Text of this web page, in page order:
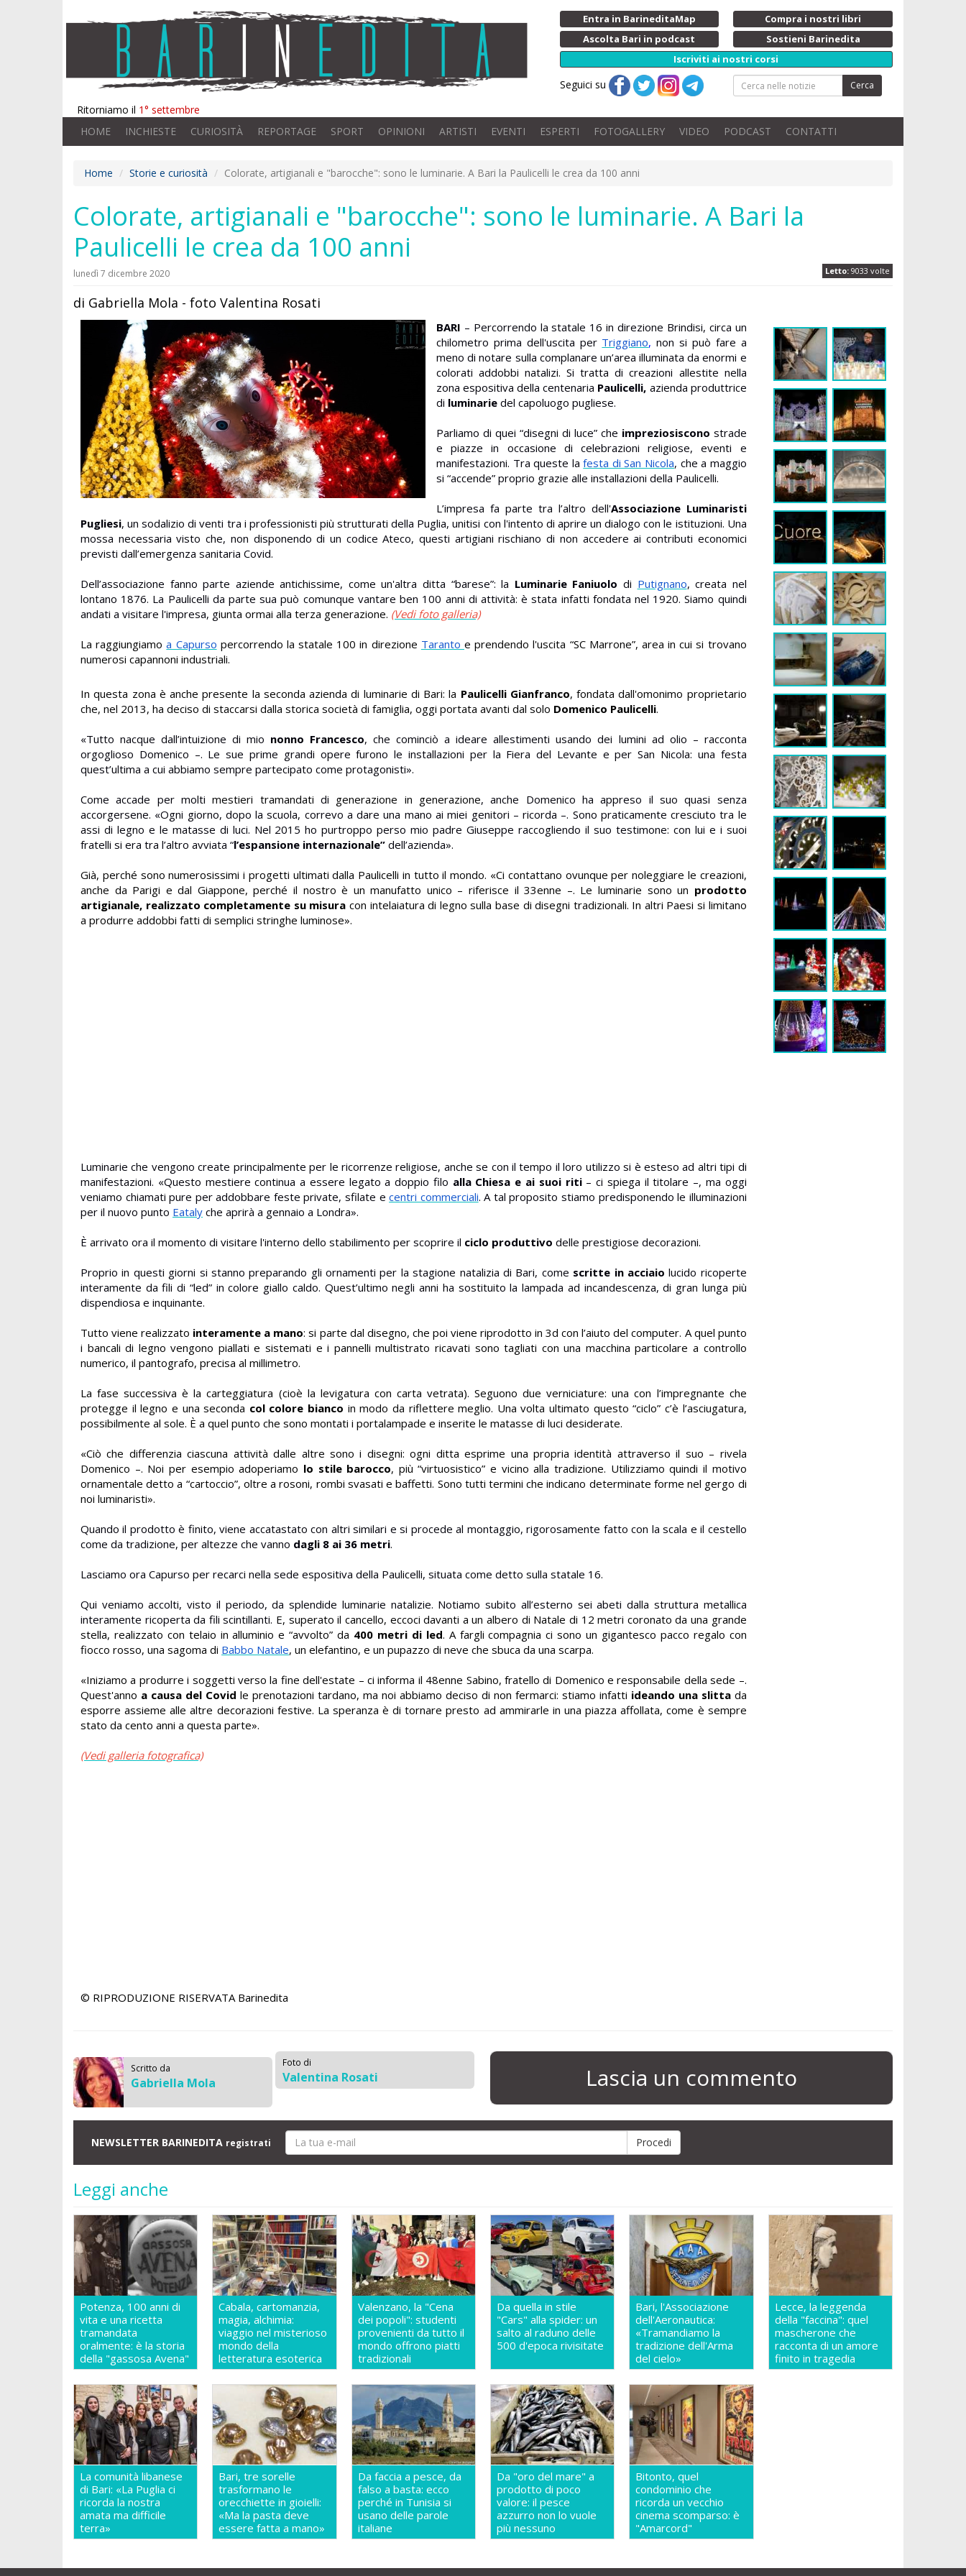
Ritorniamo il 1° settembre
Entra in BarineditaMap
Compra i nostri libri
Ascolta Bari in podcast
Sostieni Barinedita
Iscriviti ai nostri corsi
Seguici su Cerca
HOME INCHIESTE CURIOSITÀ REPORTAGE SPORT OPINIONI ARTISTI EVENTI ESPERTI FOTOGALLERY VIDEO PODCAST CONTATTI
Home Storie e curiosità Colorate, artigianali e "barocche": sono le luminarie. A Bari la Paulicelli le crea da 100 anni
Colorate, artigianali e "barocche": sono le luminarie. A Bari la
Paulicelli le crea da 100 anni
Letto: 9033 volte
lunedì 7 dicembre 2020
di Gabriella Mola - foto Valentina Rosati
BARI – Percorrendo la statale 16 in direzione Brindisi, circa un
chilometro prima dell'uscita per Triggiano, non si può fare a
meno di notare sulla complanare un’area illuminata da enormi e
colorati addobbi natalizi. Si tratta di creazioni allestite nella
zona espositiva della centenaria Paulicelli, azienda produttrice
di luminarie del capoluogo pugliese.
Parliamo di quei “disegni di luce” che impreziosiscono strade
e piazze in occasione di celebrazioni religiose, eventi e
manifestazioni. Tra queste lafesta di San Nicola, che a maggio
si “accende” proprio grazie alle installazioni della Paulicelli.
L’impresa fa parte tra l’altro dell'Associazione Luminaristi
Pugliesi, un sodalizio di venti tra i professionisti più strutturati della Puglia, unitisi con l'intento di aprire un dialogo con le istituzioni. Una
mossa necessaria visto che, non disponendo di un codice Ateco, questi artigiani rischiano di non accedere ai contributi economici
previsti dall’emergenza sanitaria Covid.
Dell’associazione fanno parte aziende antichissime, come un'altra ditta “barese”: la Luminarie Faniuolo di Putignano, creata nel
lontano 1876. La Paulicelli da parte sua può comunque vantare ben 100 anni di attività: è stata infatti fondata nel 1920. Siamo quindi
andati a visitare l'impresa, giunta ormai alla terza generazione. (Vedi foto galleria)
La raggiungiamoa Capurso percorrendo la statale 100 in direzione Tarantoe prendendo l'uscita “SC Marrone”, area in cui si trovano
numerosi capannoni industriali.
In questa zona è anche presente la seconda azienda di luminarie di Bari: la Paulicelli Gianfranco, fondata dall'omonimo proprietario
che, nel 2013, ha deciso di staccarsi dalla storica società di famiglia, oggi portata avanti dal solo Domenico Paulicelli.
«Tutto nacque dall’intuizione di mio nonno Francesco, che cominciò a ideare allestimenti usando dei lumini ad olio – racconta
orgoglioso Domenico –. Le sue prime grandi opere furono le installazioni per la Fiera del Levante e per San Nicola: una festa
quest’ultima a cui abbiamo sempre partecipato come protagonisti».
Come accade per moltimestieri tramandatidi generazione in generazione, anche Domenico ha appreso il suo quasi senza
accorgersene. «Ogni giorno, dopo la scuola, correvo a dare una mano ai miei genitori – ricorda –. Sono praticamente cresciuto tra le
assi di legno e le matasse di luci. Nel 2015 ho purtroppo perso mio padre Giuseppe raccogliendo il suo testimone: con lui e i suoi
fratelli si era tra l’altro avviata “l’espansione internazionale” dell’azienda».
Già, perché sono numerosissimi i progetti ultimati dalla Paulicelli in tutto il mondo. «Ci contattano ovunque per noleggiare le creazioni,
anche da Parigi e dal Giappone, perché il nostro è un manufatto unico – riferisce il 33enne –. Le luminarie sono un prodotto
artigianale, realizzato completamente su misura con intelaiatura di legno sulla base di disegni tradizionali. In altri Paesi si limitano
a produrre addobbi fatti di semplici stringhe luminose».
Luminarie che vengono create principalmente per le ricorrenze religiose, anche se con il tempo il loro utilizzo si è esteso ad altri tipi di
manifestazioni. «Questo mestiere continua a essere legato a doppio filo alla Chiesa e ai suoi riti – ci spiega il titolare –, ma oggi
veniamo chiamati pure per addobbare feste private, sfilate ecentri commerciali. A tal proposito stiamo predisponendo le illuminazioni
per il nuovo punto Eataly che aprirà a gennaio a Londra».
È arrivato ora il momento di visitare l'interno dello stabilimento per scoprire il ciclo produttivo delle prestigiose decorazioni.
Proprio in questi giorni si stanno preparando gli ornamenti per la stagione natalizia di Bari, come scritte in acciaio lucido ricoperte
interamente da fili di “led” in colore giallo caldo. Quest’ultimo negli anni ha sostituito la lampada ad incandescenza, di gran lunga più
dispendiosa e inquinante.
Tutto viene realizzato interamente a mano: si parte dal disegno, che poi viene riprodotto in 3d con l’aiuto del computer. A quel punto
i bancali di legno vengono piallati e sistemati e i pannelli multistrato ricavati sono tagliati con una macchina particolare a controllo
numerico, il pantografo, precisa al millimetro.
La fase successiva è la carteggiatura (cioè la levigatura con carta vetrata). Seguono due verniciature: una con l’impregnante che
protegge il legno e una seconda col colore bianco in modo da riflettere meglio. Una volta ultimato questo “ciclo” c’è l’asciugatura,
possibilmente al sole. È a quel punto che sono montati i portalampade e inserite le matasse di luci desiderate.
«Ciò che differenzia ciascuna attività dalle altre sono i disegni: ogni ditta esprime una propria identità attraverso il suo – rivela
Domenico –. Noi per esempio adoperiamo lo stile barocco, più “virtuosistico” e vicino alla tradizione. Utilizziamo quindi il motivo
ornamentale detto a “cartoccio”, oltre a rosoni, rombi svasati e baffetti. Sono tutti termini che indicano determinate forme nel gergo di
noi luminaristi».
Quando il prodotto è finito, viene accatastato con altri similari e si procede al montaggio, rigorosamente fatto con la scala e il cestello
come da tradizione, per altezze che vanno dagli 8 ai 36 metri.
Lasciamo ora Capurso per recarci nella sede espositiva della Paulicelli, situata come detto sulla statale 16.
Qui veniamo accolti, visto il periodo, da splendide luminarie natalizie. Notiamo subito all’esterno sei abeti dalla struttura metallica
interamente ricoperta da fili scintillanti. E, superato il cancello, eccoci davanti a un albero di Natale di 12 metri coronato da una grande
stella, realizzato con telaio in alluminio e “avvolto” da 400 metri di led. A fargli compagnia ci sono un gigantesco pacco regalo con
fiocco rosso, una sagoma di Babbo Natale, un elefantino, e un pupazzo di neve che sbuca da una scarpa.
«Iniziamo a produrre i soggetti verso la fine dell'estate – ci informa il 48enne Sabino, fratello di Domenico e responsabile della sede –.
Quest'anno a causa del Covid le prenotazioni tardano, ma noi abbiamo deciso di non fermarci: stiamo infatti ideando una slittada
esporre assieme alle altre decorazioni festive. La speranza è di tornare presto ad ammirarle in una piazza affollata, come è sempre
stato da cento anni a questa parte».
(Vedi galleria fotografica)
© RIPRODUZIONE RISERVATA Barinedita
Scritto da
Gabriella Mola
Foto di
Valentina Rosati Lascia un commento
NEWSLETTER BARINEDITA registrati
Leggi anche
Potenza, 100 anni di
vita e una ricetta
tramandata
oralmente: è la storia
della "gassosa Avena"
Cabala, cartomanzia,
magia, alchimia:
viaggio nel misterioso
mondo della
letteratura esoterica
Valenzano, la "Cena
dei popoli": studenti
provenienti da tutto il
mondo offrono piatti
tradizionali
Da quella in stile
"Cars" alla spider: un
salto al raduno delle
500 d'epoca rivisitate
Bari, l'Associazione
dell'Aeronautica:
«Tramandiamo la
tradizione dell'Arma
del cielo»
Lecce, la leggenda
della "faccina": quel
mascherone che
racconta di un amore
finito in tragedia
La comunità libanese
di Bari: «La Puglia ci
ricorda la nostra
amata ma difficile
terra»
Bari, tre sorelle
trasformano le
orecchiette in gioielli:
«Ma la pasta deve
essere fatta a mano»
Da faccia a pesce, da
falso a basta: ecco
perché in Tunisia si
usano delle parole
italiane
Da "oro del mare" a
prodotto di poco
valore: il pesce
azzurro non lo vuole
più nessuno
Bitonto, quel
condominio che
ricorda un vecchio
cinema scomparso: è
"Amarcord"